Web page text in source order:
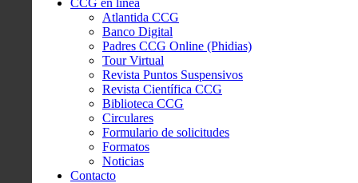
CCG en línea
Atlantida CCG
Banco Digital
Padres CCG Online (Phidias)
Tour Virtual
Revista Puntos Suspensivos
Revista Científica CCG
Biblioteca CCG
Circulares
Formulario de solicitudes
Formatos
Noticias
Contacto